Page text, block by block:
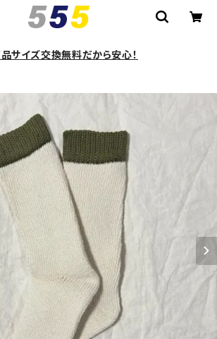
サイズ交換無料だから安心！